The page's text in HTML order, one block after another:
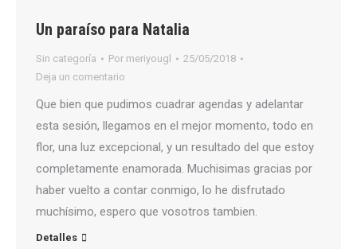
Un paraíso para Natalia
Sin categoría Por meriyougl
25/05/2018
Deja un comentario
Que bien que pudimos cuadrar agendas y adelantar
esta sesión, llegamos en el mejor momento, todo en
flor, una luz excepcional, y un resultado del que estoy
completamente enamorada. Muchisimas gracias por
haber vuelto a contar conmigo, lo he disfrutado
muchísimo, espero que vosotros tambien.
Detalles